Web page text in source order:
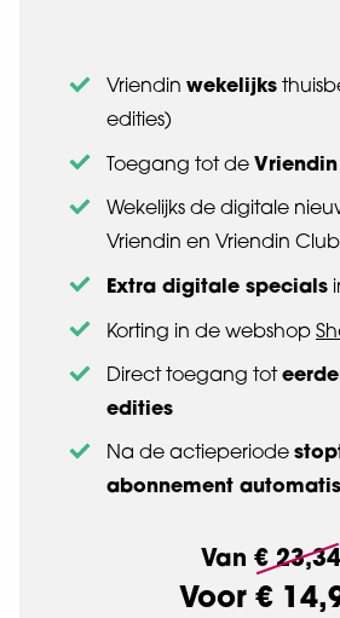
Vriendin wekelijks
edities)
Toegang tot de
Wekelijks de digitale
Vriendin en Vriendin Club
Extra digitale specials
Korting in de webshop
Direct toegang tot
edities
Na de actieperiode
abonnement
Van € 23,34
Voor €